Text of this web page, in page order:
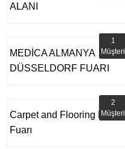
ALANI
MEDİCA ALMANYA
DÜSSELDORF FUARI
1
Müşteri
Carpet and Flooring Expo
Fuarı
2
Müşteri